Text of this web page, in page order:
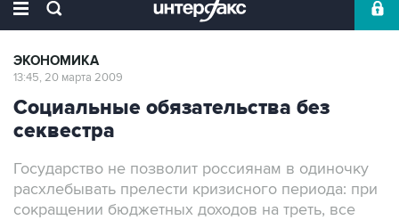
ЭКОНОМИКА
13:45, 20 марта 2009
Социальные обязательства без
секвестра
Государство не позволит россиянам в одиночку
расхлебывать прелести кризисного периода: при
сокращении бюджетных доходов на треть, все